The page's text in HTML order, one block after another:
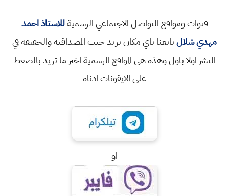
قنوات ومواقع التواصل الاجتماعي الرسميةللاستاذ احمد
مهدي شلالتابعنا باي مكان تريد حيث المصداقية والحقيقة في
النشر اولا باول وهذه هي المواقع الرسمية اختر ما تريد بالضغط
على الايقونات ادناه
او